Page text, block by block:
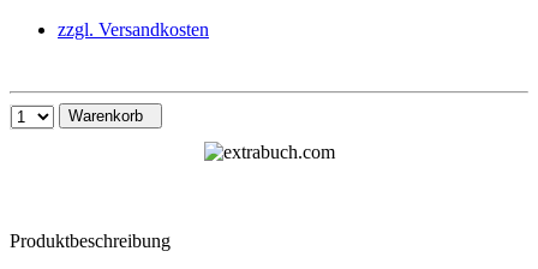
zzgl. Versandkosten
Warenkorb
Produktbeschreibung